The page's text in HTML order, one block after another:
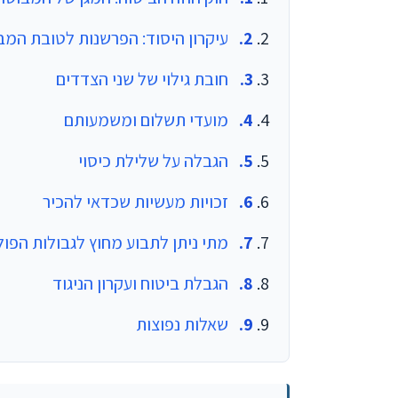
עיקרון היסוד: הפרשנות לטובת
חובת גילוי של שני הצדדים
מועדי תשלום ומשמעותם
הגבלה על שלילת כיסוי
זכויות מעשיות שכדאי להכיר
מתי ניתן לתבוע מחוץ לגבולות
הגבלת ביטוח ועקרון הניגוד
שאלות נפוצות